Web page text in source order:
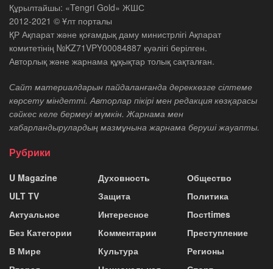
Құрылтайшы: «Tengri Gold» ЖШС
2012-2021 © Ұлт порталы
ҚР Ақпарат және қоғамдық даму министрлігі Ақпарат
комитетінің №KZ71VPY00084887 куәлігі берілген.
Авторлық және жарнама құқықтар толық сақталған.
Сайт материалдарын пайдаланғанда дереккөзге сілтеме
көрсету міндетті. Авторлар пікірі мен редакция көзқарасы
сәйкес келе бермеуі мүмкін. Жарнама мен
хабарландырулардың мазмұнына жарнама беруші жауапты.
Рубрики
U Magazine
ULT TV
Актуальное
Без Категории
В Мире
Духовность
Защита
Интересное
Комментарии
Культура
Общество
Политика
Постtimes
Преступление
Регионы